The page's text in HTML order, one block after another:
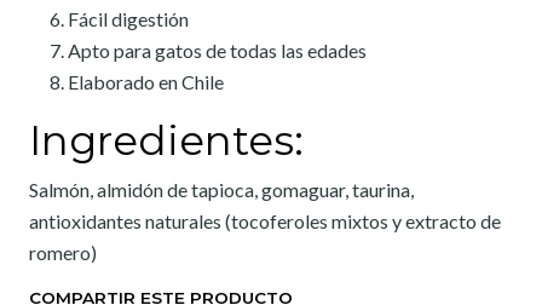
Fácil digestión
Apto para gatos de todas las edades
Elaborado en Chile
Ingredientes:
Salmón, almidón de tapioca, gomaguar, taurina,
antioxidantes naturales (tocoferoles mixtos y extracto de
romero)
COMPARTIR ESTE PRODUCTO